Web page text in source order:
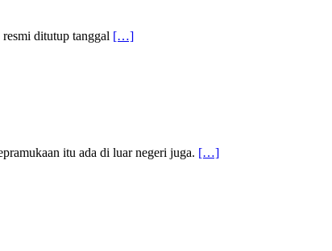
ditutup tanggal […]
itu ada di luar negeri juga. […]